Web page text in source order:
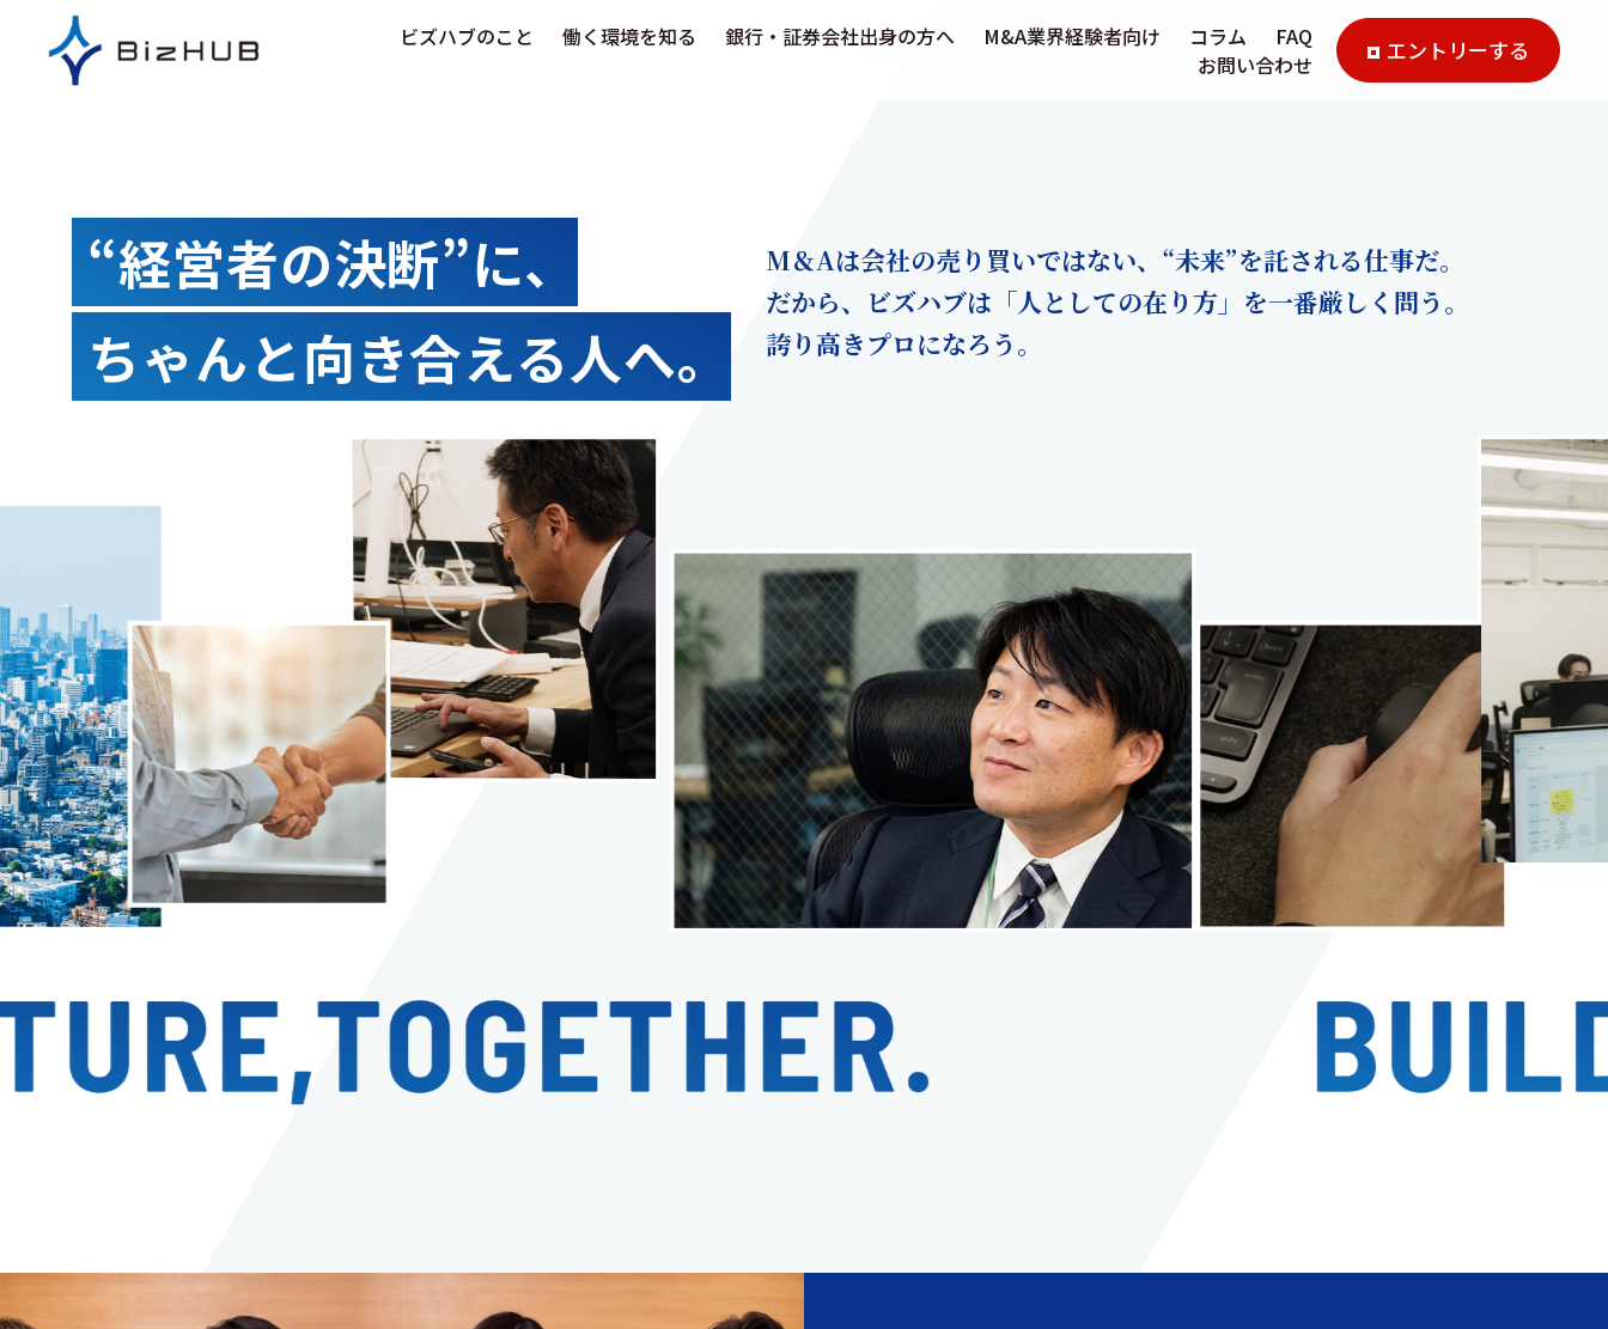
ビズハブのこと 働く環境を知る 銀行・証券会社出身の方へ M&A業界経験者向け コラム
FAQ
お問い合わせ
エントリーする
“経営者の決断”に、
ちゃんと向き合える人へ。
M＆Aは会社の売り買いではない、“未来”を託される仕事だ。
だから、ビズハブは「人としての在り方」を一番厳しく問う。
誇り高きプロになろう。